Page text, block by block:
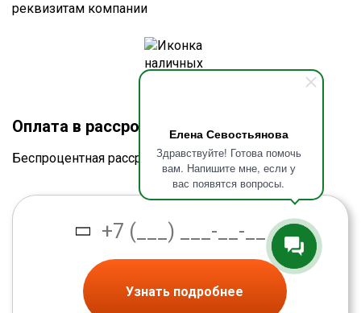
Елена Севостьянова
Здравствуйте! Готова помочь
вам. Напишите мне, если у
вас появятся вопросы.
реквизитам компании
Оплата в рассрочку без процентов
Беспроцентная рассрочка от банка
Узнать подробнее